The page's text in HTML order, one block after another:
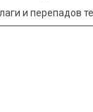
и перепадов